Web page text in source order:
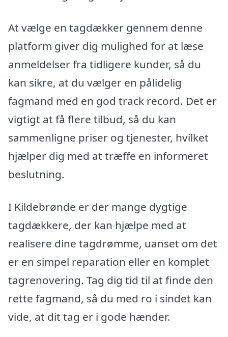
At vælge en tagdækker gennem denne
platform giver dig mulighed for at læse
anmeldelser fra tidligere kunder, så du
kan sikre, at du vælger en pålidelig
fagmand med en god track record. Det er
vigtigt at få flere tilbud, så du kan
sammenligne priser og tjenester, hvilket
hjælper dig med at træffe en informeret
beslutning.
I Kildebrønde er der mange dygtige
tagdækkere, der kan hjælpe med at
realisere dine tagdrømme, uanset om det
er en simpel reparation eller en komplet
tagrenovering. Tag dig tid til at finde den
rette fagmand, så du med ro i sindet kan
vide, at dit tag er i gode hænder.